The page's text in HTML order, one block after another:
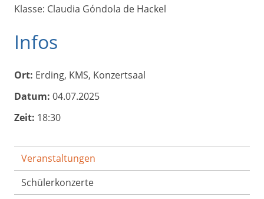
Veranstaltungen
Schülerkonzerte
Klasse: Claudia Góndola de Hackel
Infos
Ort: Erding, KMS, Konzertsaal
Datum: 04.07.2025
Zeit: 18:30